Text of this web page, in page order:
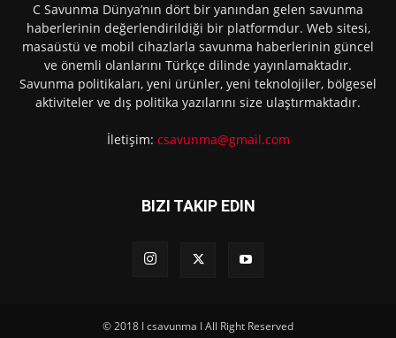
C Savunma Dünya’nın dört bir yanından gelen savunma
haberlerinin değerlendirildiği bir platformdur. Web sitesi,
masaüstü ve mobil cihazlarla savunma haberlerinin güncel
ve önemli olanlarını Türkçe dilinde yayınlamaktadır.
Savunma politikaları, yeni ürünler, yeni teknolojiler, bölgesel
aktiviteler ve dış politika yazılarını size ulaştırmaktadır.
İletişim: csavunma@gmail.com
BIZI TAKIP EDIN
© 2018 I csavunma I All Right Reserved